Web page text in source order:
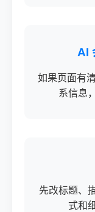
AI
如果页面有
系信息
先改标题、
式和